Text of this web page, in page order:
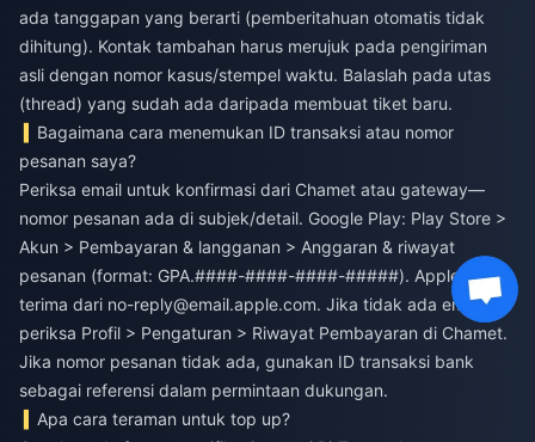
ada tanggapan yang berarti (pemberitahuan otomatis tidak
dihitung). Kontak tambahan harus merujuk pada pengiriman
asli dengan nomor kasus/stempel waktu. Balaslah pada utas
(thread) yang sudah ada daripada membuat tiket baru.
Bagaimana cara menemukan ID transaksi atau nomor
pesanan saya?
Periksa email untuk konfirmasi dari Chamet atau gateway—
nomor pesanan ada di subjek/detail. Google Play: Play Store >
Akun > Pembayaran & langganan > Anggaran & riwayat
pesanan (format: GPA.####-####-####-#####). Apple: tanda
terima dari no-reply@email.apple.com. Jika tidak ada email,
periksa Profil > Pengaturan > Riwayat Pembayaran di Chamet.
Jika nomor pesanan tidak ada, gunakan ID transaksi bank
sebagai referensi dalam permintaan dukungan.
Apa cara teraman untuk top up?